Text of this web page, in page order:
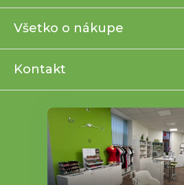
p
t
Všetko o nákupe
Kontakt